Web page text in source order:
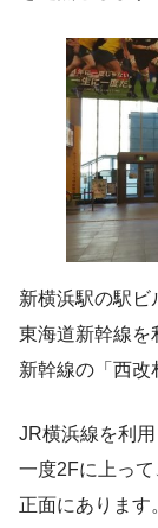
新横浜駅の駅ビ
東海道新幹線を
新幹線の「西改
JR横浜線を利用
一度2Fに上っ
正面にあります